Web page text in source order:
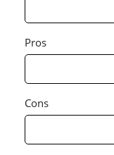
Pros
Cons